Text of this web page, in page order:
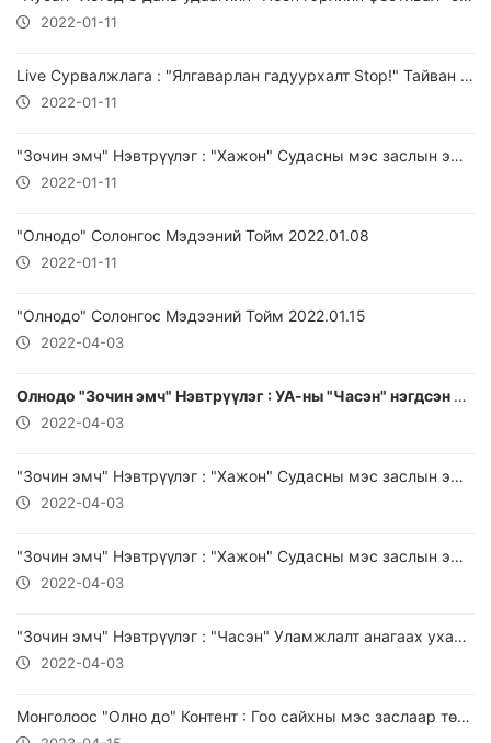
2022-01-11
Live Сурвалжлага : "Ялгаварлан гадуурхалт Stop!" Тайван жагсаал
2022-01-11
"Зочин эмч" Нэвтрүүлэг : "Хажон" Судасны мэс заслын эмнэлгийн "На Чан Хёнь" эмч 2022.01.07
2022-01-11
"Олнодо" Солонгос Мэдээний Тойм 2022.01.08
2022-01-11
"Олнодо" Солонгос Мэдээний Тойм 2022.01.15
2022-04-03
Олнодо "Зочин эмч" Нэвтрүүлэг : УА-ны "Часэн" нэгдсэн эмнэлэг 2022.01.14
2022-04-03
"Зочин эмч" Нэвтрүүлэг : "Хажон" Судасны мэс заслын эмнэлгийн "На Чан Хёнь" эмч 2022.02.14
2022-04-03
"Зочин эмч" Нэвтрүүлэг : "Хажон" Судасны мэс заслын эмнэлгийн "На Чан Хёнь" эмч 2022.03.04
2022-04-03
"Зочин эмч" Нэвтрүүлэг : "Часэн" Уламжлалт анагаах ухааны нэгдсэн эмнэлгийн "Раймунд Ройэр" эмч 2022.03.04
2022-04-03
Монголоос "Олно до" Контент : Гоо сайхны мэс заслаар төрөлжсөн нарийн мэргэжлийн "SM" Эмнэлгийг онцлон танилцуулж байна.